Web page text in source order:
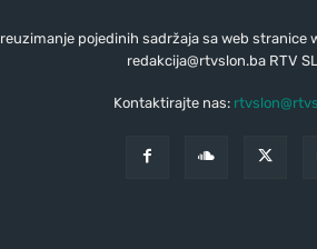
pojedinih sadržaja sa web
redakcija@rtvslon.baRTV
Kontaktirajte nas: